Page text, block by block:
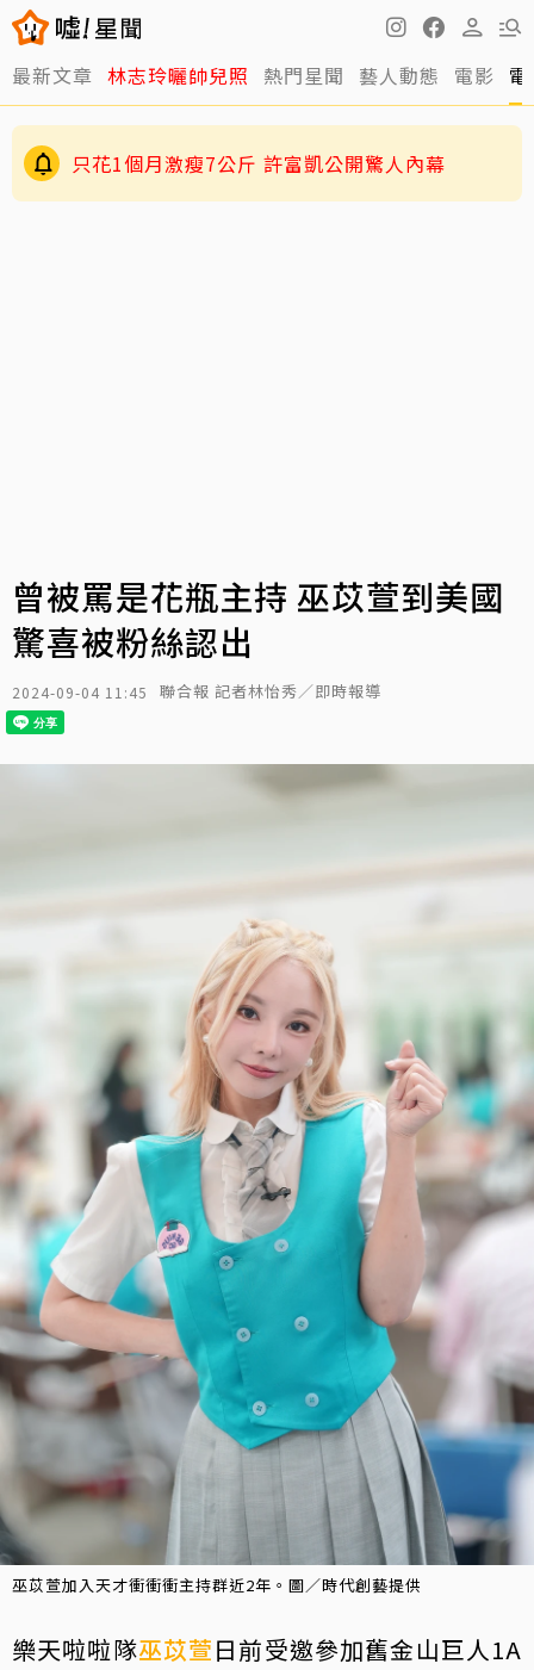
最新文章 林志玲曬帥兒照 熱門星聞 藝人動態 電影
只花1個月激瘦7公斤 許富凱公開驚人內幕
曾被罵是花瓶主持 巫苡萱到美國
驚喜被粉絲認出
2024-09-04 11:45 聯合報 記者林怡秀／即時報導
巫苡萱加入天才衝衝衝主持群近2年。圖／時代創藝提供
樂天啦啦隊巫苡萱日前受邀參加舊金山巨人1A